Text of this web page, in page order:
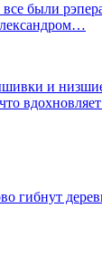
были
и
гибнут